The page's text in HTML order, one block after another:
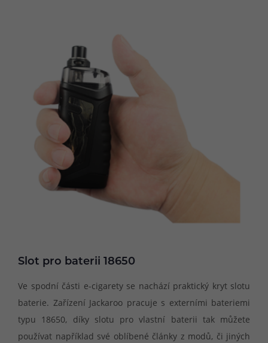
Slot pro baterii 18650
Ve spodní části e-cigarety se nachází praktický kryt slotu
baterie. Zařízení Jackaroo pracuje s externími bateriemi
typu 18650, díky slotu pro vlastní baterii tak můžete
používat například své oblíbené články z modů, či jiných